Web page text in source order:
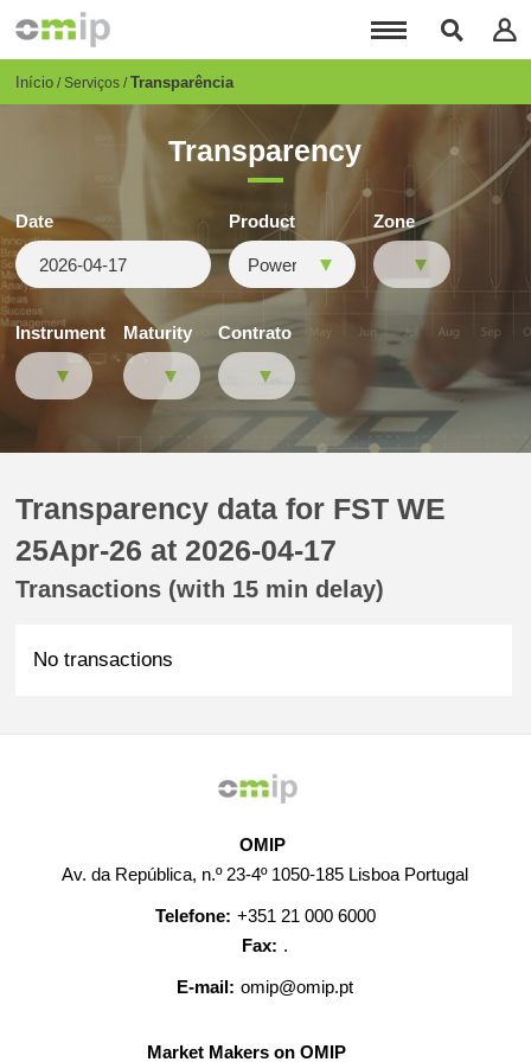
para
conteúdo
Breadcrumb
Início Serviços Transparência
Transparency
Date Product Zone
Instrument Maturity Contrato
Transparency data for FST WE
25Apr-26 at 2026-04-17
Transactions (with 15 min delay)
No transactions
OMIP
Av. da República, n.º 23-4º 1050-185 Lisboa Portugal
Telefone: +351 21 000 6000
Fax: .
E-mail: omip@omip.pt
Market Makers on OMIP